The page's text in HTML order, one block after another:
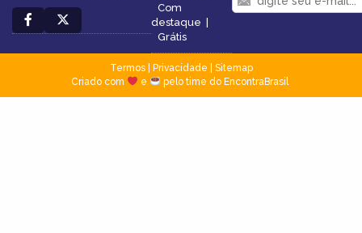
Com
destaque |
Grátis
Termos| Privacidade
Sitemap
Criado com
e pelo time do EncontraBrasil